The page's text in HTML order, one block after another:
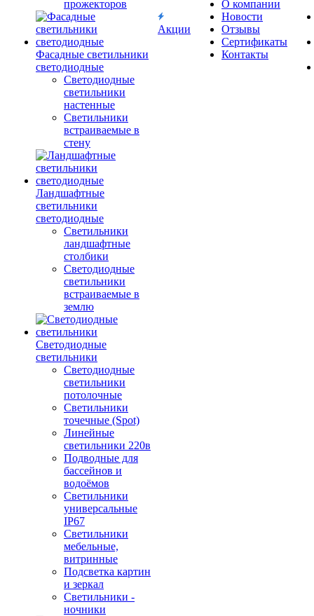
прожекторов
Фасадные светильники
светодиодные
Светодиодные
светильники
настенные
Светильники
встраиваемые в
стену
Ландшафтные
светильники
светодиодные
Светильники
ландшафтные
столбики
Светодиодные
светильники
встраиваемые в
землю
Светодиодные
светильники
Светодиодные
светильники
потолочные
Светильники
точечные (Spot)
Линейные
светильники 220в
Подводные для
бассейнов и
водоёмов
Светильники
универсальные
IP67
Светильники
мебельные,
витринные
Подсветка картин
и зеркал
Светильники -
ночники
Акции
О компании
Новости
Отзывы
Сертификаты
Контакты